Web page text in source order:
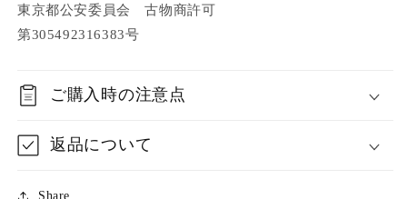
東京都公安委員会 古物商許可
第305492316383号
ご購入時の注意点
返品について
Share